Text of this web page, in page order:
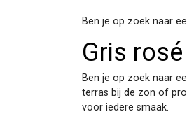
Ben je op zoek naar
Gris
Ben je op zoek naar
terras bij de zon of
voor iedere smaak.